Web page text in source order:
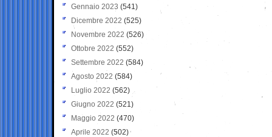
Gennaio 2023 (541)
Dicembre 2022 (525)
Novembre 2022 (526)
Ottobre 2022 (552)
Settembre 2022 (584)
Agosto 2022 (584)
Luglio 2022 (562)
Giugno 2022 (521)
Maggio 2022 (470)
Aprile 2022 (502)